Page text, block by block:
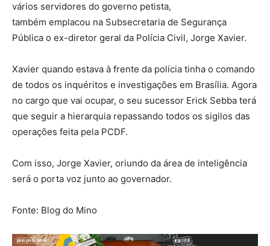
vários servidores do governo petista,
também emplacou na Subsecretaria de Segurança
Pública o ex-diretor geral da Polícia Civil, Jorge Xavier.
Xavier quando estava à frente da polícia tinha o comando
de todos os inquéritos e investigações em Brasília. Agora
no cargo que vai ocupar, o seu sucessor Erick Sebba terá
que seguir a hierarquia repassando todos os sigilos das
operações feita pela PCDF.
Com isso, Jorge Xavier, oriundo da área de inteligência
será o porta voz junto ao governador.
Fonte: Blog do Mino